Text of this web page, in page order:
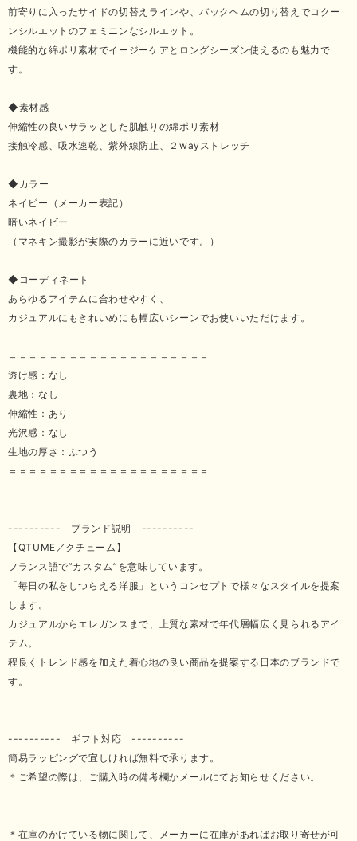
前寄りに入ったサイドの切替えラインや、バックヘムの切り替えでコクー
ンシルエットのフェミニンなシルエット。
機能的な綿ポリ素材でイージーケアとロングシーズン使えるのも魅力で
す。
◆素材感
伸縮性の良いサラッとした肌触りの綿ポリ素材
接触冷感、吸水速乾、紫外線防止、２wayストレッチ
◆カラー
ネイビー（メーカー表記）
暗いネイビー
（マネキン撮影が実際のカラーに近いです。）
◆コーディネート
あらゆるアイテムに合わせやすく、
カジュアルにもきれいめにも幅広いシーンでお使いいただけます。
＝＝＝＝＝＝＝＝＝＝＝＝＝＝＝＝＝＝＝＝
透け感：なし
裏地：なし
伸縮性：あり
光沢感：なし
生地の厚さ：ふつう
＝＝＝＝＝＝＝＝＝＝＝＝＝＝＝＝＝＝＝＝
---------- ブランド説明 ----------
【QTUME／クチューム】
フランス語で”カスタム”を意味しています。
「毎日の私をしつらえる洋服」というコンセプトで様々なスタイルを提案
します。
カジュアルからエレガンスまで、上質な素材で年代層幅広く見られるアイ
テム。
程良くトレンド感を加えた着心地の良い商品を提案する日本のブランドで
す。
---------- ギフト対応 ----------
簡易ラッピングで宜しければ無料で承ります。
＊ご希望の際は、ご購入時の備考欄かメールにてお知らせください。
＊在庫のかけている物に関して、メーカーに在庫があればお取り寄せが可